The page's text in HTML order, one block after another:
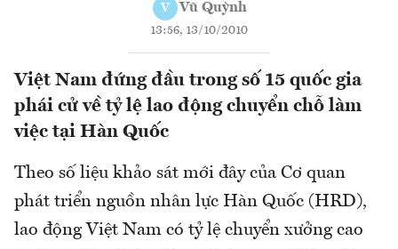
V Vũ Quỳnh
13:56, 13/10/2010
Việt Nam đứng đầu trong số 15 quốc gia
phái cử về tỷ lệ lao động chuyển chỗ làm
việc tại Hàn Quốc
Theo số liệu khảo sát mới đây của Cơ quan
phát triển nguồn nhân lực Hàn Quốc (HRD),
lao động Việt Nam có tỷ lệ chuyển xưởng cao